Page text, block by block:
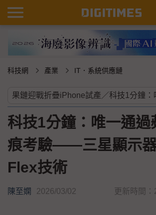
科技網 產業 IT．系統供應鏈
科技1分鐘：唯一通過
痕考驗——三星顯示
Flex技術
陳至嫻 2026/03/02 更新時間